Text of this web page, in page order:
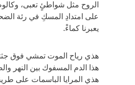
الروح مثل شواطئٍ تعبى،
على امتدادِ المسكِ في رئة
يعبرنا كماءْ.
هذي رياح الموت تمشي فوق
هذا الدم المسفوك بين النهر
هذي المرايا الباسمات على